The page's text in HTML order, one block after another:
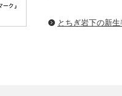
とちぎ岩下の新